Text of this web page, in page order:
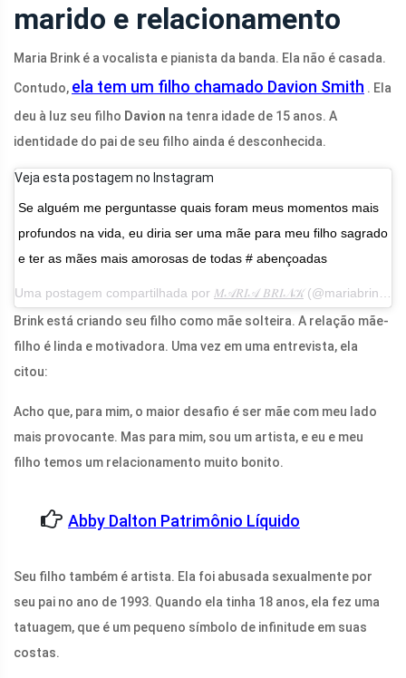
marido e relacionamento
Maria Brink é a vocalista e pianista da banda. Ela não é casada.
Contudo, ela tem um filho chamado Davion Smith . Ela
deu à luz seu filho Davion na tenra idade de 15 anos. A
identidade do pai de seu filho ainda é desconhecida.
Veja esta postagem no Instagram
Se alguém me perguntasse quais foram meus momentos mais
profundos na vida, eu diria ser uma mãe para meu filho sagrado
e ter as mães mais amorosas de todas # abençoadas
Uma postagem compartilhada por 𝑀𝒜𝑅𝐼𝒜 𝐵𝑅𝐼𝒩𝒦(@mariabrinkofficial) em 14 de maio de 2017 às 12h07 PDT
Brink está criando seu filho como mãe solteira. A relação mãe-
filho é linda e motivadora. Uma vez em uma entrevista, ela
citou:
Acho que, para mim, o maior desafio é ser mãe com meu lado
mais provocante. Mas para mim, sou um artista, e eu e meu
filho temos um relacionamento muito bonito.
Abby Dalton Patrimônio Líquido
Seu filho também é artista. Ela foi abusada sexualmente por
seu pai no ano de 1993. Quando ela tinha 18 anos, ela fez uma
tatuagem, que é um pequeno símbolo de infinitude em suas
costas.